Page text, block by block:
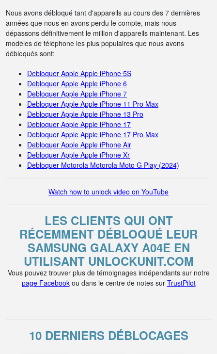
Nous avons débloqué tant d'appareils au cours des 7 dernières
années que nous en avons perdu le compte, mais nous
dépassons définitivement le million d'appareils maintenant. Les
modèles de téléphone les plus populaires que nous avons
débloqués sont:
Debloquer Apple Apple iPhone 5S
Debloquer Apple Apple iPhone 6
Debloquer Apple Apple iPhone 7
Debloquer Apple Apple iPhone 11 Pro Max
Debloquer Apple Apple iPhone 13 Pro
Debloquer Apple Apple iPhone 17
Debloquer Apple Apple iPhone 17 Pro Max
Debloquer Apple Apple iPhone Air
Debloquer Apple Apple iPhone Xr
Debloquer Motorola Motorola Moto G Play (2024)
Watch how to unlock video on YouTube
LES CLIENTS QUI ONT
RÉCEMMENT DÉBLOQUÉ LEUR
SAMSUNG GALAXY A04E EN
UTILISANT UNLOCKUNIT.COM
Vous pouvez trouver plus de témoignages indépendants sur notre
page Facebookou dans le centre de notes sur TrustPilot
10 DERNIERS DÉBLOCAGES